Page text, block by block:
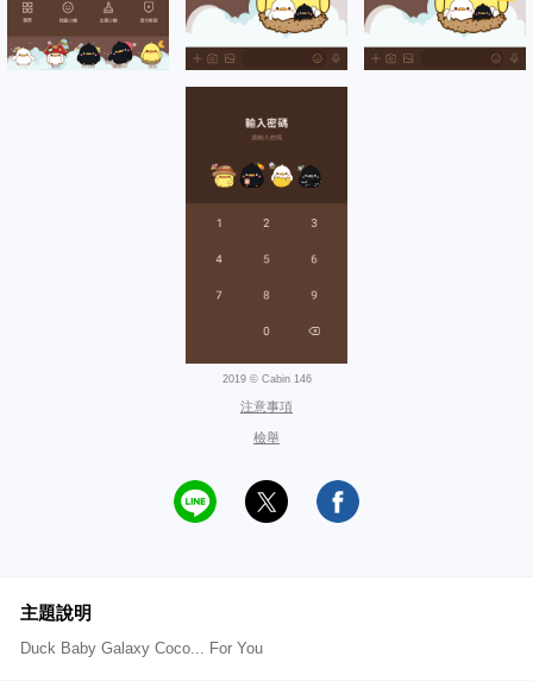
2019 © Cabin 146
注意事項
檢舉
主題說明
Duck Baby Galaxy Coco... For You